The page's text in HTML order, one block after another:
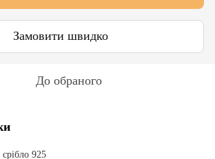
Замовити швидко
До обраного
срібло 925